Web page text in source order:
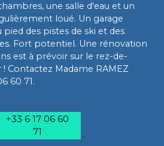
une salle d'eau et un
loué. Un garage
des pistes de ski et des
Fort potentiel. Une rénovation
est à prévoir sur le rez-de-
! Contactez Madame RAMEZ
60 71.
+33 6 17 06 60
71